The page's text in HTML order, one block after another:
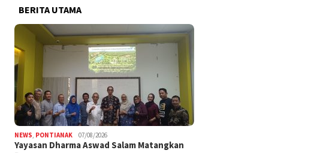
BERITA UTAMA
NEWS PONTIANAK 07/08/2026
Yayasan Dharma Aswad Salam Matangkan